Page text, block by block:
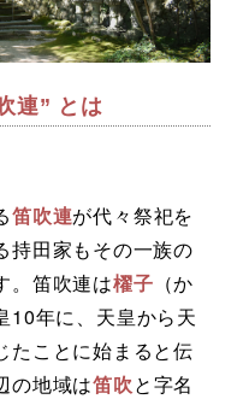
連” とは
笛吹連が代々祭祀を
持田家もその一族の
。笛吹連は櫂子 （か
10年に、天皇から天
たことに始まると伝
の地域は笛吹と字名